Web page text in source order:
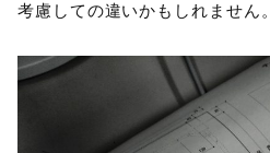
考慮しての違いかもしれません。